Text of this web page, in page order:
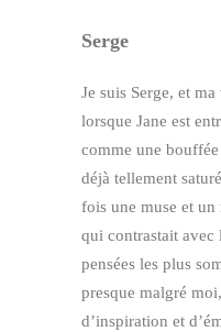
Serge
Je suis Serge, et
lorsque Jane est
comme une
déjà tellement
fois une muse et
qui contrastait avec
pensées les plus
presque malgré
d’inspiration et